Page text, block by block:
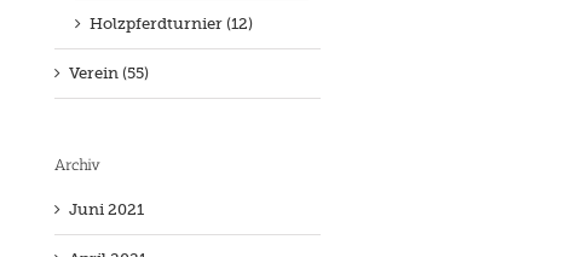
Holzpferdturnier (12)
Verein (55)
Archiv
Juni 2021